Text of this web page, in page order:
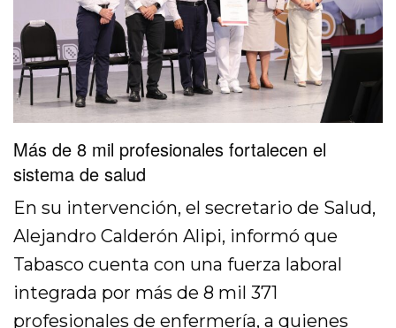
Más de 8 mil profesionales fortalecen el
sistema de salud
En su intervención, el secretario de Salud,
Alejandro Calderón Alipi, informó que
Tabasco cuenta con una fuerza laboral
integrada por más de 8 mil 371
profesionales de enfermería, a quienes